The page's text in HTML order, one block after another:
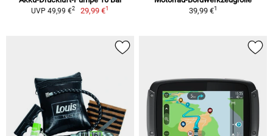
UVP 49,99 €2 29,99 €1
39,99 €1